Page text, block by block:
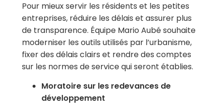
Pour mieux servir les résidents et les petites
entreprises, réduire les délais et assurer plus
de transparence. Équipe Mario Aubésouhaite
moderniser les outils utilisés par l’urbanisme,
fixer des délais clairs et rendre des comptes
sur les normes de service qui seront établies.
Moratoire sur les redevances de
développement